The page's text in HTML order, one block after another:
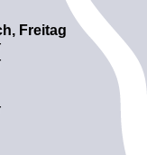
Freitag